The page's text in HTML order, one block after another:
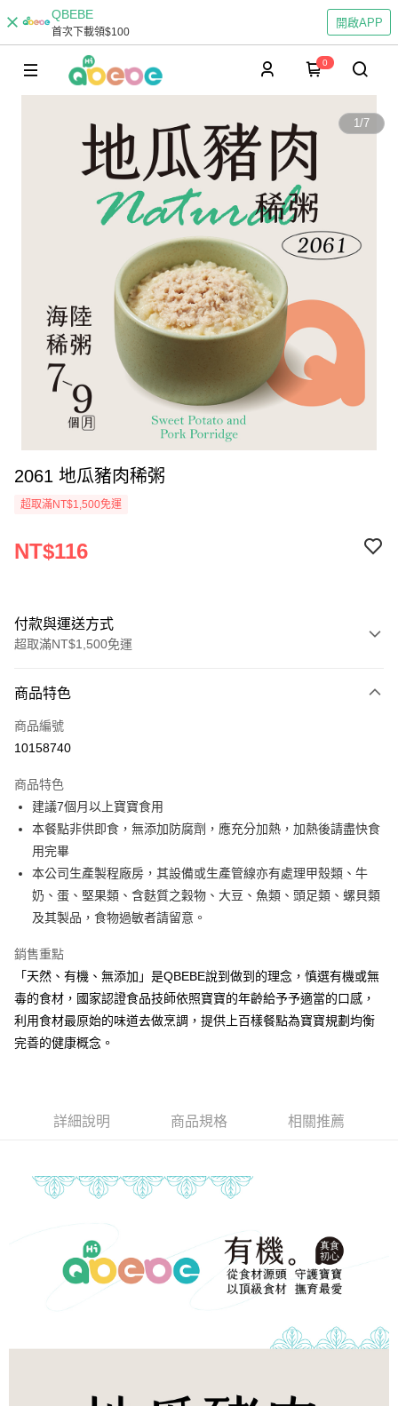
QBEBE
首次下載領$100
開啟APP
0
1/7
2061 地瓜豬肉稀粥
超取滿NT$1,500免運
NT$116
付款與運送方式
超取滿NT$1,500免運
信用卡一次付款
LINE Pay
街口支付
悠遊付
全盈+PAY
大哥付你分期
相關說明
1.本服務由台灣大哥大提供，台灣大哥大用戶可立即使用無須另外申請。
2.付款方式選擇「大哥付你分期」，訂單成立後會自動跳轉到大哥付的交易
流程，驗證手機門號後，選擇欲分期的期數、繳款截止日，確認付款後即完
成交易。
3.實際核准額度、可分期數及費用金額請依後續交易確認頁面所載為準。
4.訂單成立30分鐘內，如未前往確認交易或遇審核未通過，訂單將自動取
醒簡訊。
【注意事項】
1.本服務係由「台灣大哥大股份有限公司」（以下簡稱本公司）所提供，讓
買賣價金債權讓與本公司後，依約使用本公司帳單繳交帳款。
2.基於同意付款使用「大哥付你分期」之契約關係目的，商店將以您的個人
資料（包含姓名、電話或地址）提供予台灣大哥大進項蒐集、處理及利用，
由本公司與您本人進行分期帳單所需資料之確認、核對及更正。
https://oppay.tw/userRule
AFTEE先享後付
相關說明
【關於「AFTEE先享後付」】
AFTEE先享後付是「在收到商品之後才付款」的支付方式。 讓您購物簡單
便利好安心！
１．簡單：不需註冊會員、不需綁卡、不需儲值。
１．於結帳方式選擇「AFTEE先享後付」後，將跳轉至「AFTEE先享後付」
３．收到繳費通知簡訊後14天內，點擊此簡訊中的連結，可透過四大超商／
ATM／網路銀行／等多元方式進行付款，方視為交易完成。
購買商品的店家。未經商家同意取消之訂單仍視為有效，需透過AFTEE先享
後付繳納相關費用。
※ 交易是否成功請以「AFTEE先享後付 」之結帳頁面顯示為準，若有關於
是否繳費成功／繳費後需取消欲退款等相關疑問，請聯繫「AFTEE先享後付
客戶支援中心」https://netprotections.freshdesk.com/support/home
１．透過由恩沛科技股份有限公司提供之「AFTEE先享後付」服務完成之交
易，需依本服務之必要範圍內提供個人資料，並將交易相關給付款項請求債
https://aftee.tw/terms/#terms3
冷凍宅配-本島
每筆NT$150，滿NT$1,500(含以上)免運費
冷凍宅配-離島
每筆NT$260
商品特色
商品編號
10158740
商品特色
建議7個月以上寶寶食用
本餐點非供即食，無添加防腐劑，應充分加熱，加熱後請盡快食
用完畢
本公司生產製程廠房，其設備或生產管線亦有處理甲殼類、牛
奶、蛋、堅果類、含麩質之穀物、大豆、魚類、頭足類、螺貝類
及其製品，食物過敏者請留意。
銷售重點
「天然、有機、無添加」是QBEBE說到做到的理念，慎選有機或無
毒的食材，國家認證食品技師依照寶寶的年齡給予予適當的口感，
利用食材最原始的味道去做烹調，提供上百樣餐點為寶寶規劃均衡
完善的健康概念。
詳細說明 商品規格 相關推薦